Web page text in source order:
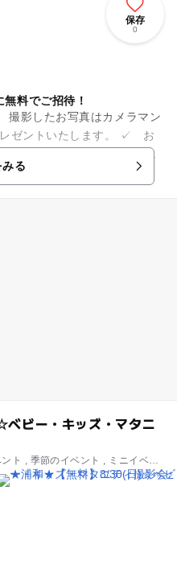
保存
0
料でご招待！
撮影したお写真はカメラマン
レゼントいたします。 ✓ お
し切りでたっぷり撮影いた
る
ビー・キッズ・マタニ
ト , 季節のイベント , ミニイベン